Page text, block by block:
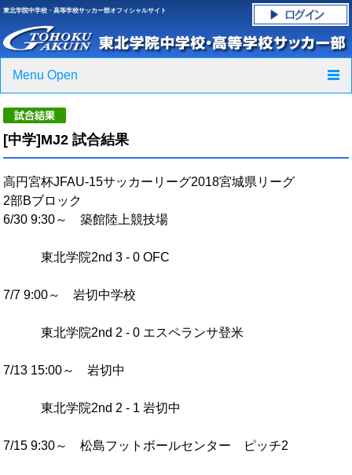
東北学院中学校・高等学校サッカー部オフィシャルサイト
Menu Open
クラブ紹介・進路実績
スケジュール
グラウンド・施設紹介
応援グッズご案内
[中学]MJ2 試合結果
高円宮杯JFAU-15サッカーリーグ2018宮城県リーグ
2部Bブロック
6/30 9:30～ 築館陸上競技場
東北学院2nd 3 - 0 OFC
7/7 9:00～ 岩切中学校
東北学院2nd 2 - 0 エスペランサ登米
7/13 15:00～ 岩切中
東北学院2nd 2 - 1 岩切中
7/15 9:30～ 松島フットボールセンター ピッチ2